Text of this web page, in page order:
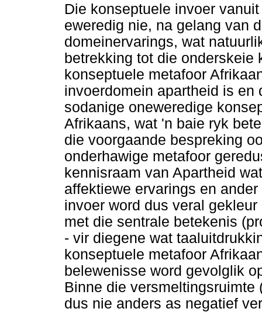
Die konseptuele invoer
eweredig nie, na gelang van
domeinervarings, wat
betrekking tot die onderskeie
konseptuele metafoor
invoerdomein apartheid is
sodanige oneweredige
Afrikaans, wat 'n baie ryk
die voorgaande bespreking
onderhawige metafoor
kennisraam van Apartheid
affektiewe ervarings en
invoer word dus veral
met die sentrale betekenis
- vir diegene wat
konseptuele metafoor
belewenisse word gevolglik
Binne die
dus nie anders as negatief